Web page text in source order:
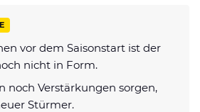
Spielen
in Deutschland
vor dem Saisonstart ist der
nicht in Form.
noch Verstärkungen sorgen,
Stürmer.